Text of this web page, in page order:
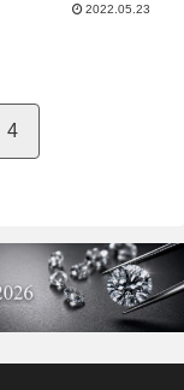
2022.05.23
4